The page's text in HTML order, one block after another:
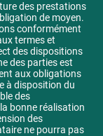
des prestations
de moyen.
conformément
termes et
des dispositions
des parties est
aux obligations
à disposition du
des
bonne réalisation
des
ne pourra pas